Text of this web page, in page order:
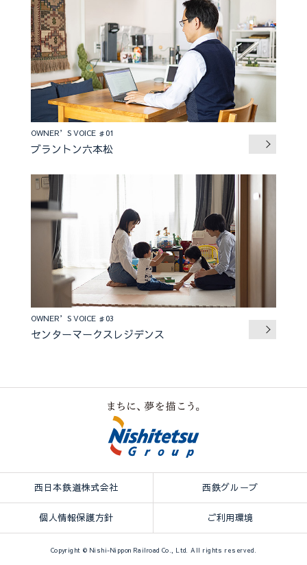
OWNER’S VOICE ♯01
ブラントン六本松
OWNER’S VOICE ♯03
センターマークスレジデンス
西日本鉄道株式会社 西鉄グループ
個人情報保護方針 ご利用環境
Copyright © Nishi-Nippon Railroad Co., Ltd. All rights reserved.